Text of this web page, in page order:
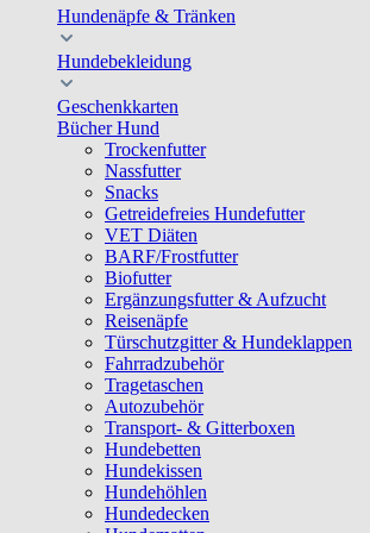
Hundenäpfe & Tränken
Hundebekleidung
Geschenkkarten
Bücher Hund
Trockenfutter
Nassfutter
Snacks
Getreidefreies Hundefutter
VET Diäten
BARF/Frostfutter
Biofutter
Ergänzungsfutter & Aufzucht
Reisenäpfe
Türschutzgitter & Hundeklappen
Fahrradzubehör
Tragetaschen
Autozubehör
Transport- & Gitterboxen
Hundebetten
Hundekissen
Hundehöhlen
Hundedecken